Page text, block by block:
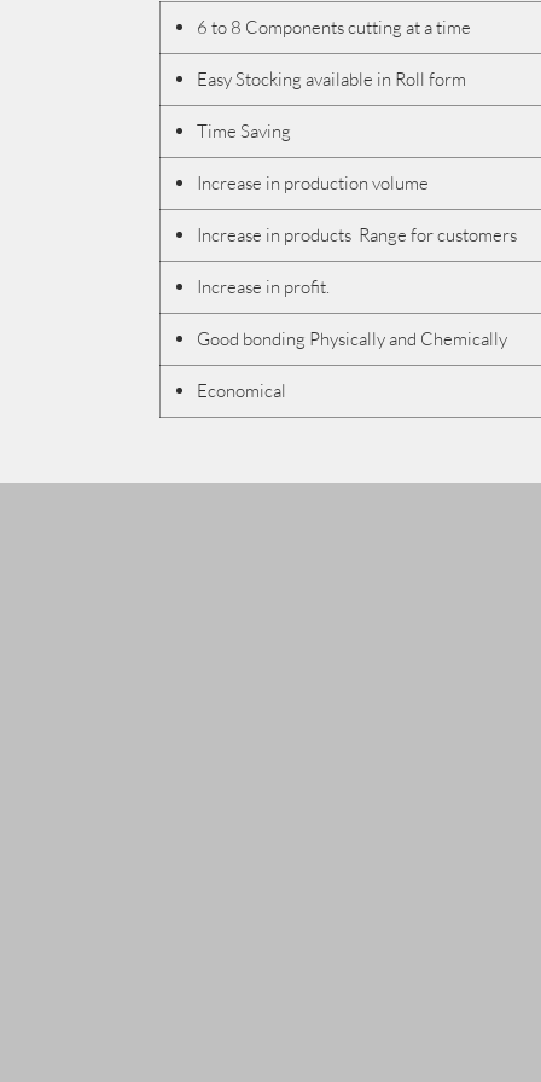
6 to 8 Components cutting at a time
Easy Stocking available in Roll form
Time Saving
Increase in production volume
Increase in products Range for customers
Increase in profit.
Good bonding Physically and Chemically
Economical